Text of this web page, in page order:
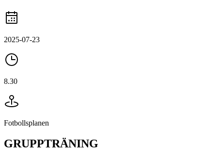
2025-07-23
8.30
Fotbollsplanen
GRUPPTRÄNING